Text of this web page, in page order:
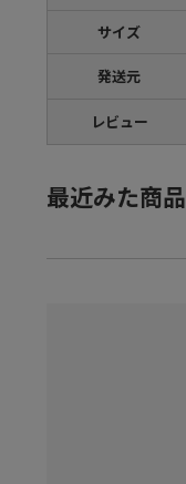
サイズ
発送元
レビュー
最近みた商品